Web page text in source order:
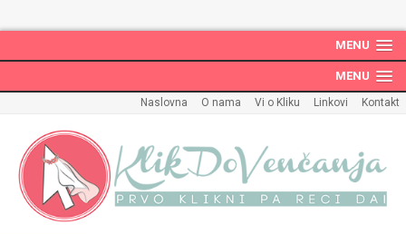
MENU
MENU
Naslovna O nama Vi o Kliku Linkovi Kontakt